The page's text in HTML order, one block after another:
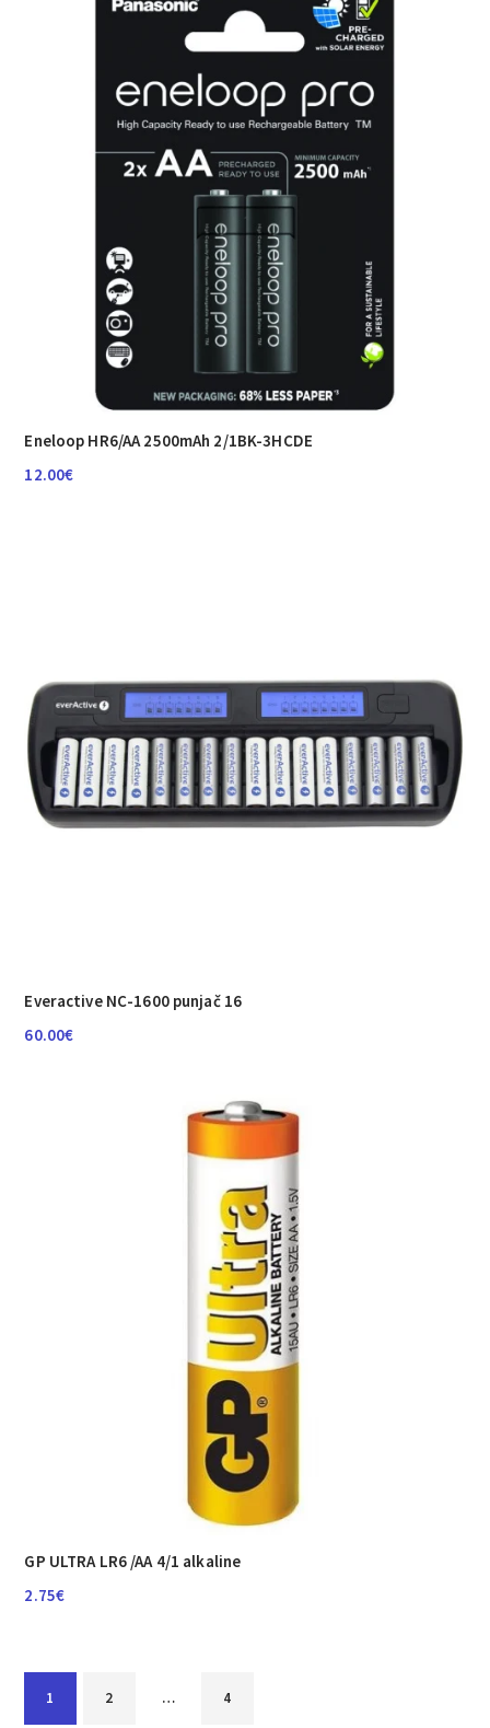
Eneloop HR6/AA 2500mAh 2/1BK-3HCDE
12.00€
Everactive NC-1600 punjač 16
60.00€
GP ULTRA LR6 /AA 4/1 alkaline
2.75€
1 2 … 4